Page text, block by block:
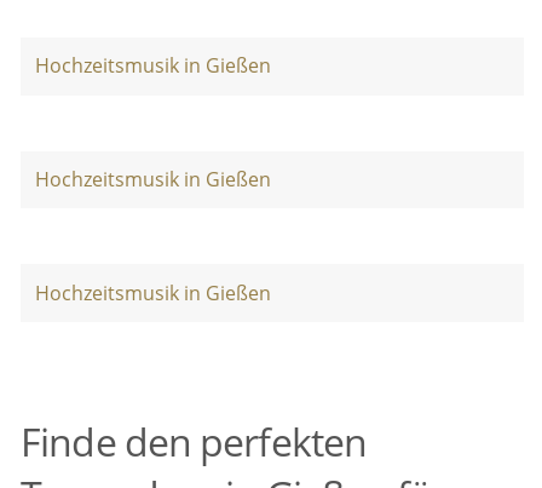
Hochzeitsmusik in Gießen
Hochzeitsmusik in Gießen
Hochzeitsmusik in Gießen
Finde den perfekten